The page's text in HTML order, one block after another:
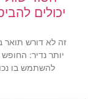
יכולים
זה לא דורש תואר
יותר נדיר:
להשתמש בו